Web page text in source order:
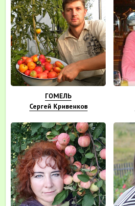
ГОМЕЛЬ
Сергей Кривенков